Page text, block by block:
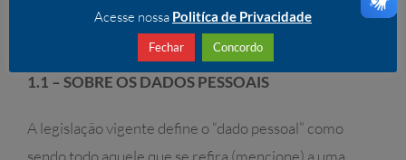
Dos dados pessoais, usuários e seus direitos
1.1 – SOBRE OS DADOS PESSOAIS
A legislação vigente define o “dado pessoal” como
Acesse nossa Politíca de Privacidade
Fechar Concordo